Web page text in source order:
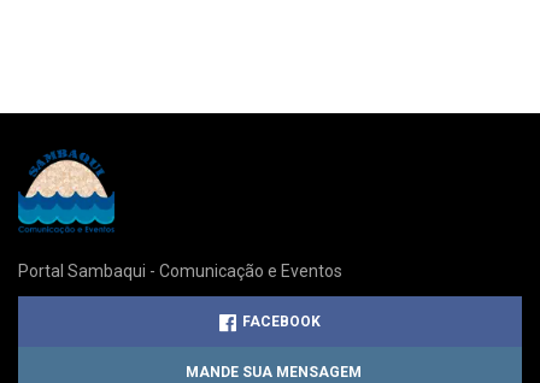
Portal Sambaqui - Comunicação e Eventos
FACEBOOK
MANDE SUA MENSAGEM